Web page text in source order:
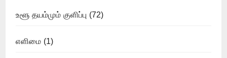
உளூ தயம்மும் குளிப்பு (72)
எளிமை (1)